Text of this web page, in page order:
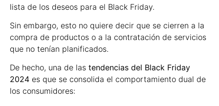
lista de los deseos para el Black Friday.
Sin embargo, esto no quiere decir que se cierren a la
compra de productos o a la contratación de servicios
que no tenían planificados.
De hecho, una de las tendencias del Black Friday
2024 es que se consolida el comportamiento dual de
los consumidores: